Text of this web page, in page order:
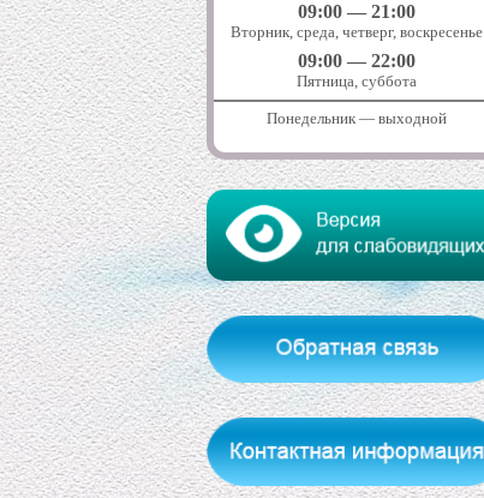
09:00 — 21:00
Вторник, среда, четверг, воскресенье
09:00 — 22:00
Пятница, суббота
Понедельник — выходной